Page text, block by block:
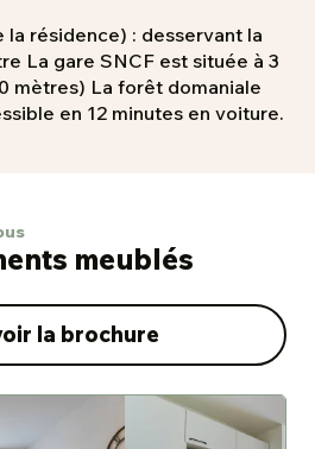
la résidence) : desservant la
La gare SNCF est située à 3
mètres) La forêt domaniale
en 12 minutes en voiture.
meublés
la brochure